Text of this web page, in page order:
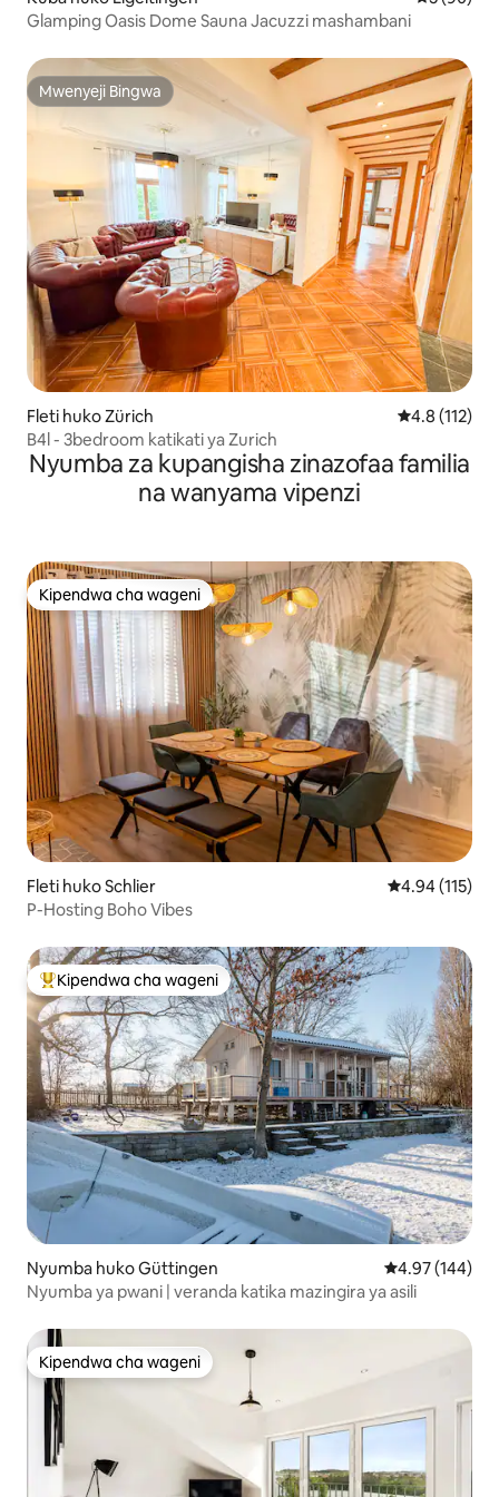
Glamping Oasis Dome Sauna Jacuzzi mashambani
Mwenyeji Bingwa
Mwenyeji Bingwa
Fleti huko Zürich Ukadiriaji wa
4.8 (112)
B4l - 3bedroom katikati ya Zurich
Nyumba za kupangisha zinazofaa familia
na wanyama vipenzi
Kipendwa cha wageni
Kipendwa cha wageni
Fleti huko Schlier Ukadiriaji wa
4.94 (115)
P-Hosting Boho Vibes
Kipendwa maarufu cha wageni
Kipendwa cha wageni
Nyumba huko Güttingen Ukadiriaji wa
4.97 (144)
Nyumba ya pwani | veranda katika mazingira ya asili
Kipendwa cha wageni
Kipendwa cha wageni